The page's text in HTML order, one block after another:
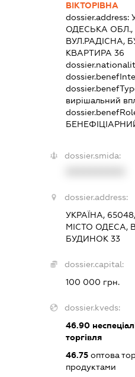
ВІКТОРІВНА
dossier.address:
ОДЕСЬКА ОБЛ.,
ВУЛ.РАДІСНА,
КВАРТИРА 36
вирішальний
dossier.smida:
dossier.address:
УКРАЇНА,
МІСТО ОДЕСА,
БУДИНОК 33
dossier.capital:
100 000 грн.
dossier.kveds:
46.90
торгівля
46.75 оптова
продуктами